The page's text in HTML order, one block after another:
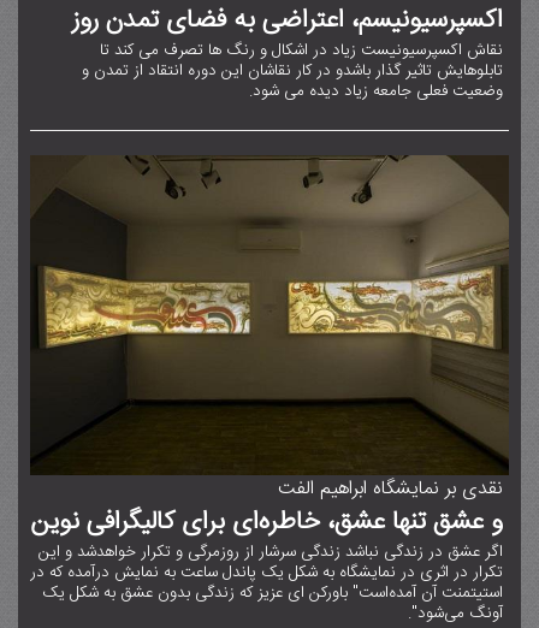
اکسپرسیونیسم، اعتراضی به فضای تمدن روز
نقاش اکسپرسیونیست زیاد در اشکال و رنگ ها تصرف می کند تا
تابلوهایش تاثیر گذار باشدو در کار نقاشان این دوره انتقاد از تمدن و
وضعیت فعلی جامعه زیاد دیده می شود.
نقدی بر نمایشگاه ابراهیم الفت
و عشق تنها عشق، خاطره‌ای برای کالیگرافی نوین
اگر عشق در زندگی نباشد زندگی سرشار از روزمرگی و تکرار خواهدشد و این
تکرار در اثری در نمایشگاه به شکل یک پاندل ساعت به نمایش درآمده که در
استیتمنت آن آمده‌است" باورکن ای عزیز که زندگی بدون عشق به شکل یک
آونگ می‌شود".